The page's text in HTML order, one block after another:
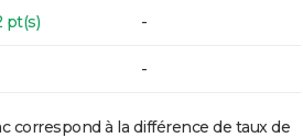
pt(s) -
-
correspond à la différence de taux de